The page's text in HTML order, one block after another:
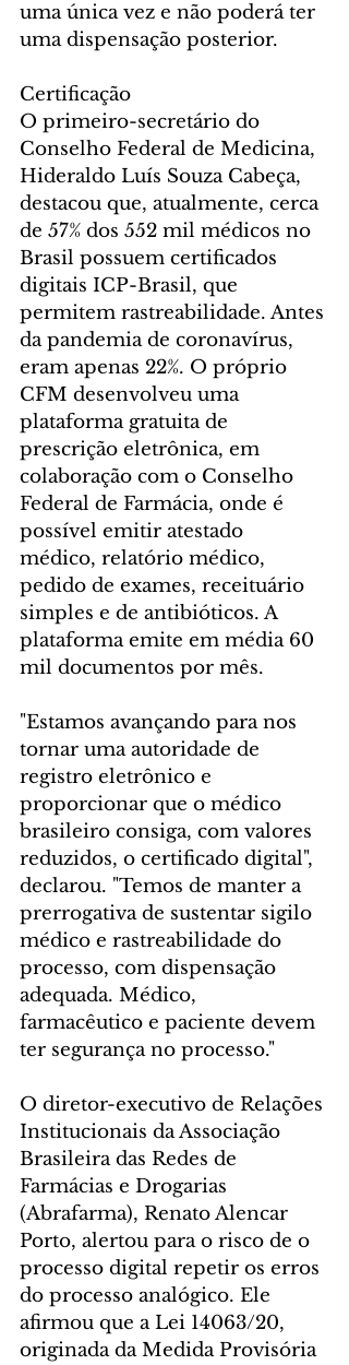
uma única vez e não poderá ter
uma dispensação posterior.
Certificação
O primeiro-secretário do
Conselho Federal de Medicina,
Hideraldo Luís Souza Cabeça,
destacou que, atualmente, cerca
de 57% dos 552 mil médicos no
Brasil possuem certificados
digitais ICP-Brasil, que
permitem rastreabilidade. Antes
da pandemia de coronavírus,
eram apenas 22%. O próprio
CFM desenvolveu uma
plataforma gratuita de
prescrição eletrônica, em
colaboração com o Conselho
Federal de Farmácia, onde é
possível emitir atestado
médico, relatório médico,
pedido de exames, receituário
simples e de antibióticos. A
plataforma emite em média 60
mil documentos por mês.
"Estamos avançando para nos
tornar uma autoridade de
registro eletrônico e
proporcionar que o médico
brasileiro consiga, com valores
reduzidos, o certificado digital",
declarou. "Temos de manter a
prerrogativa de sustentar sigilo
médico e rastreabilidade do
processo, com dispensação
adequada. Médico,
farmacêutico e paciente devem
ter segurança no processo."
O diretor-executivo de Relações
Institucionais da Associação
Brasileira das Redes de
Farmácias e Drogarias
(Abrafarma), Renato Alencar
Porto, alertou para o risco de o
processo digital repetir os erros
do processo analógico. Ele
afirmou que a Lei 14063/20,
originada da Medida Provisória